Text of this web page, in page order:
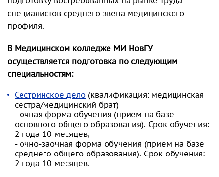
специалистов среднего звена медицинского
профиля.
В Медицинском колледже МИ НовГУ
осуществляется подготовка по следующим
специальностям:
Сестринское дело (квалификация: медицинская
сестра/медицинский брат)
- очная форма обучения (прием на базе
основного общего образования). Срок обучения:
2 года 10 месяцев;
- очно-заочная форма обучения (прием на базе
среднего общего образования). Срок обучения:
2 года 10 месяцев.